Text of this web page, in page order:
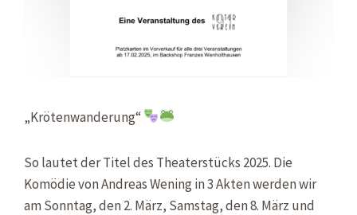
„Krötenwanderung“
So lautet der Titel des Theaterstücks 2025. Die
Komödie von Andreas Wening in 3 Akten werden wir
am Sonntag, den 2. März, Samstag, den 8. März und